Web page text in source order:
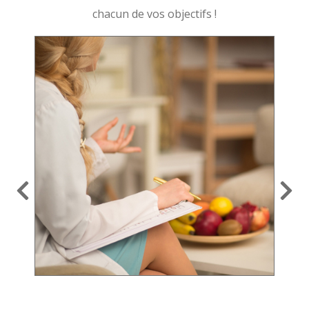
chacun de vos objectifs !